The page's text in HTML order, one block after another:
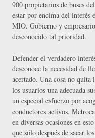
900 propietarios de buses
estar por encima del interés
MIO. Gobierno y
desconocido tal prioridad.
Defender el verdadero
desconoce la necesidad de
acertado. Una cosa no
los usuarios una adecuada
un especial esfuerzo por
conductores activos.
en diversas ocasiones en
que sólo después de sacar